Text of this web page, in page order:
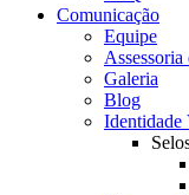
Comunicação
Equipe
Assessoria
Galeria
Blog
Identidade